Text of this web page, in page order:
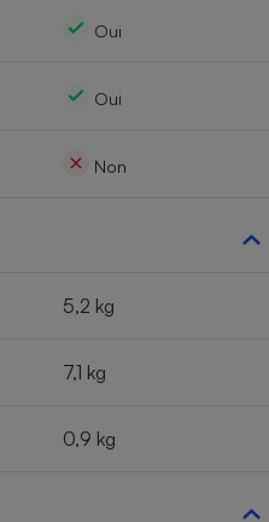
Oui
Oui
Non
5,2 kg
7,1 kg
0,9 kg